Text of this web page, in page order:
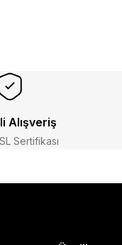
Alışveriş
Sertifikası